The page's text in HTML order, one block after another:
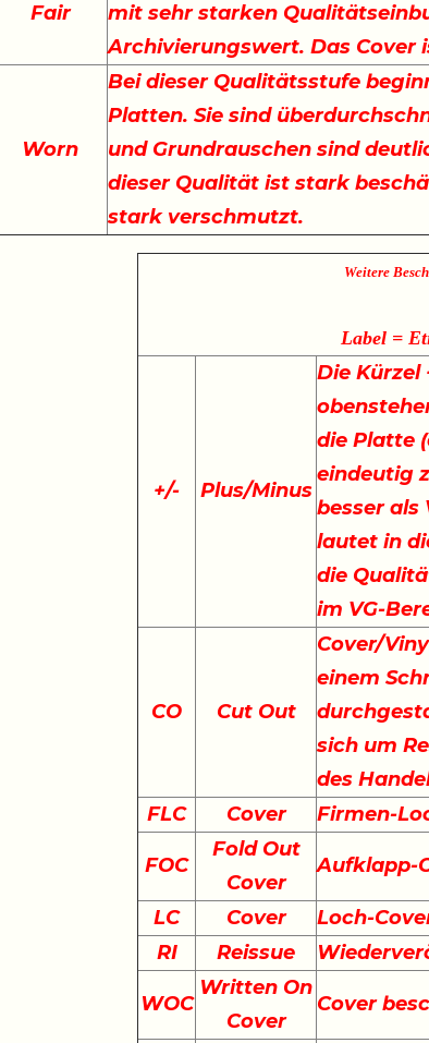
Fair
mit sehr starken
Archivierungswert. Das Cover
Worn
Bei dieser Qualitätsstufe
Platten. Sie sind
und Grundrauschen sind
dieser Qualität ist stark
stark verschmutzt.
Weitere
Label =
+/- Plus/Minus
Die Kürzel
die Platte
eindeutig
besser als
lautet in
die
im VG-
CO Cut Out
Cover/
einem
sich um
des
FLC
Cover Firmen-
FOC
Fold Out
Cover
Aufklapp-
LC Cover
Loch-
RI
Reissue
WOC
Written On
Cover
Cover